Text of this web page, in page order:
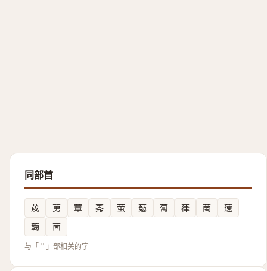
同部首
荗 莮 蕈 莠 萤 葂 蔔 葎 菵
䔎
蘜
䓢
与「艹」部相关的字